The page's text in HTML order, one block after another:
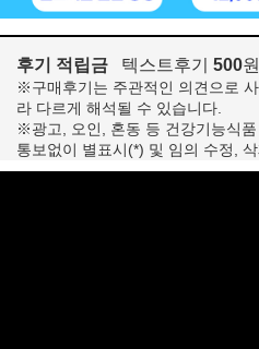
후기 적립금 텍스트후기 500
※구매후기는 주관적인 의견으로
라 다르게 해석될 수 있습니다.
※광고, 오인, 혼동 등 건강기능식
통보없이 별표시(*) 및 임의 수정,